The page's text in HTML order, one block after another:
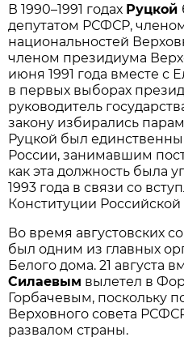
В 1990–1991 годах Руцкой
депутатом РСФСР,
национальностей
членом президиума
июня 1991 года вместе с
в первых выборах
руководитель
закону избирались
Руцкой был
России, занимавшим
как эта должность была
1993 года в связи со
Конституции
Во время августовских
был одним из главных
Белого дома. 21 августа
Силаевым вылетел в
Горбачевым, поскольку
Верховного совета
развалом страны.